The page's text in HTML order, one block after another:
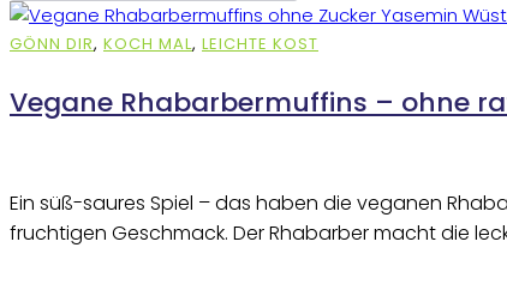
GÖNN DIR, KOCH MAL, LEICHTE KOST
Vegane Rhabarbermuffins – ohne
Ein süß-saures Spiel – das haben die veganen
fruchtigen Geschmack. Der Rhabarber macht die